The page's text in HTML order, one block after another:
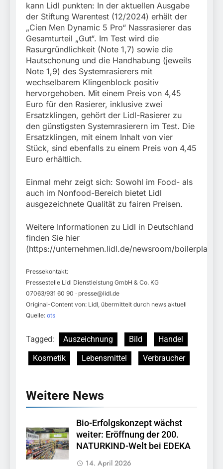
kann Lidl punkten: In der aktuellen Ausgabe
der Stiftung Warentest (12/2024) erhält der
„Cien Men Dynamic 5 Pro“ Nassrasierer das
Gesamturteil „Gut“. Im Test wird die
Rasurgründlichkeit (Note 1,7) sowie die
Hautschonung und die Handhabung (jeweils
Note 1,9) des Systemrasierers mit
wechselbarem Klingenblock positiv
hervorgehoben. Mit einem Preis von 4,45
Euro für den Rasierer, inklusive zwei
Ersatzklingen, gehört der Lidl-Rasierer zu
den günstigsten Systemrasierern im Test. Die
Ersatzklingen, mit einem Inhalt von vier
Stück, sind ebenfalls zu einem Preis von 4,45
Euro erhältlich.
Einmal mehr zeigt sich: Sowohl im Food- als
auch im Nonfood-Bereich bietet Lidl
ausgezeichnete Qualität zu fairen Preisen.
Weitere Informationen zu Lidl in Deutschland
finden Sie hier
(https://unternehmen.lidl.de/newsroom/boilerplate).
Pressekontakt:
Pressestelle Lidl Dienstleistung GmbH & Co. KG
07063/931 60 90 · presse@lidl.de
Original-Content von: Lidl, übermittelt durch news aktuell
Quelle: ots
Tagged: Auszeichnung Bild
Handel
Kosmetik
Lebensmittel Verbraucher
Weitere News
Bio-Erfolgskonzept wächst
weiter: Eröffnung der 200.
NATURKIND-Welt bei EDEKA
14. April 2026